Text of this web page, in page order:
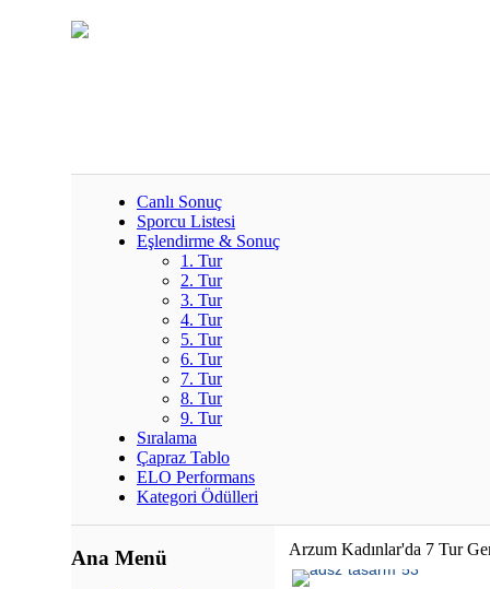
Canlı Sonuç
Sporcu Listesi
Eşlendirme & Sonuç
1. Tur
2. Tur
3. Tur
4. Tur
5. Tur
6. Tur
7. Tur
8. Tur
9. Tur
Sıralama
Çapraz Tablo
ELO Performans
Kategori Ödülleri
Ana Menü Arzum Kadınlar'da 7 Tur